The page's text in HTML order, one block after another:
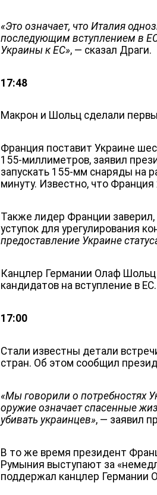
«Это означает, что Италия
последующим вступлением в
Украины к ЕС», — сказал Драги.
17:48
Макрон и Шольц сделали
Франция поставит Украине
155-миллиметров, заявил
запускать 155-мм снаряды на
минуту. Известно, что Франция
Также лидер Франции
уступок для урегулирования
предоставление Украине
Канцлер Германии Олаф
кандидатов на вступление в ЕС.
17:00
Стали известны детали
стран. Об этом сообщил
«Мы говорили о
оружие означает спасенные
убивать украинцев», — заявил
В то же время президент
Румыния выступают за
поддержал канцлер Германии